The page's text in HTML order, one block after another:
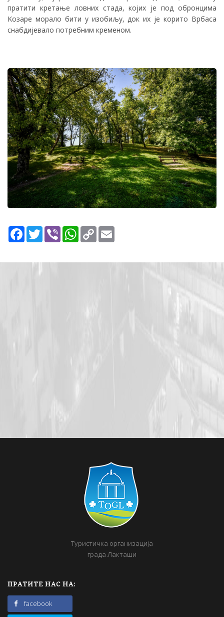
пратити кретање ловних стада, којих је под обронцима
Kозаре морало бити у изобиљу, док их је корито Врбаса
снабдијевало потребним кременом.
Facebook
TwitterViber WhatsApp
Copy
Link
Туристичка организација
града Лакташи
ПРАТИТЕ НАС НА:
facebook